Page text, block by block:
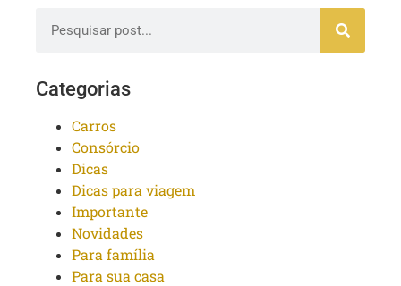
Categorias
Carros
Consórcio
Dicas
Dicas para viagem
Importante
Novidades
Para família
Para sua casa